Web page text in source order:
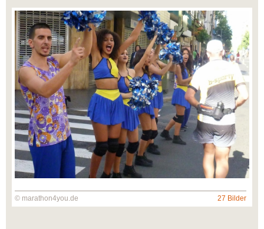
© marathon4you.de 27 Bilder